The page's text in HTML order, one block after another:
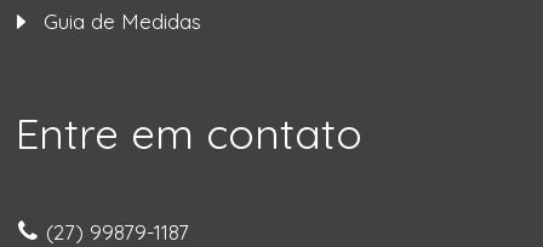
Guia de Medidas
Entre em contato
(27) 99879-1187